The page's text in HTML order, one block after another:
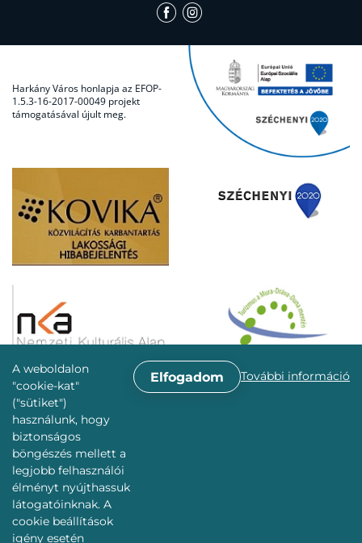
A weboldalon
"cookie-kat"
("sütiket")
használunk, hogy
biztonságos
böngészés mellett a
legjobb felhasználói
élményt nyújthassuk
látogatóinknak. A
cookie beállítások
igény esetén
Elfogadom További információ
Harkány Város honlapja az EFOP-
1.5.3-16-2017-00049 projekt
támogatásával újult meg.